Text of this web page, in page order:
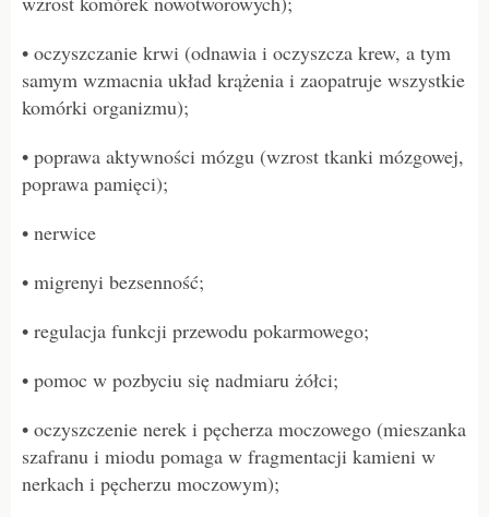
• oczyszczanie krwi (odnawia i oczyszcza krew, a tym
samym wzmacnia układ krążenia i zaopatruje wszystkie
komórki organizmu);
• poprawa aktywności mózgu (wzrost tkanki mózgowej,
poprawa pamięci);
• nerwice
• migrenyi bezsenność;
• regulacja funkcji przewodu pokarmowego;
• pomoc w pozbyciu się nadmiaru żółci;
• oczyszczenie nerek i pęcherza moczowego (mieszanka
szafranu i miodu pomaga w fragmentacji kamieni w
nerkach i pęcherzu moczowym);